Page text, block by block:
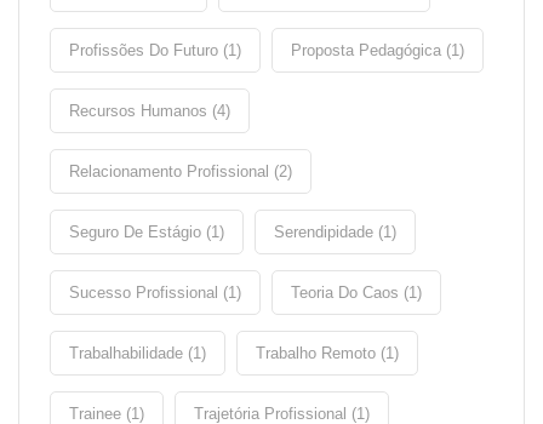
Profissões Do Futuro (1) Proposta Pedagógica (1)
Recursos Humanos (4)
Relacionamento Profissional (2)
Seguro De Estágio (1) Serendipidade (1)
Sucesso Profissional (1) Teoria Do Caos (1)
Trabalhabilidade (1) Trabalho Remoto (1)
Trainee (1) Trajetória Profissional (1)